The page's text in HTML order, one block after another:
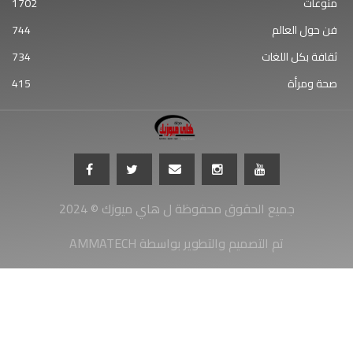
فن حول العالم
744
ثقافة بكل اللغات
734
صحة ومرأة
415
جميع الحقوق محفوظة ل هاي ميوزك © 2024
AMMATECH تم التصميم والتطوير بواسطة